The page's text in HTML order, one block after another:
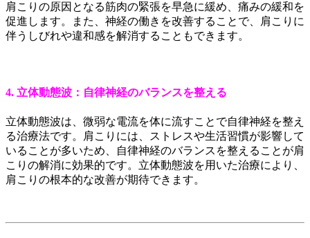
肩こりの原因となる筋肉の緊張を早急に緩め、痛みの緩和を
促進します。また、神経の働きを改善することで、肩こりに
伴うしびれや違和感を解消することもできます。
4. 立体動態波：自律神経のバランスを整える
立体動態波は、微弱な電流を体に流すことで自律神経を整え
る治療法です。肩こりには、ストレスや生活習慣が影響して
いることが多いため、自律神経のバランスを整えることが肩
こりの解消に効果的です。立体動態波を用いた治療により、
肩こりの根本的な改善が期待できます。